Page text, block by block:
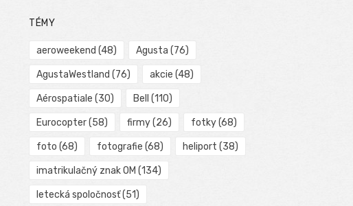
TÉMY
aeroweekend (48) Agusta (76)
AgustaWestland (76) akcie (48)
Aérospatiale (30) Bell (110)
Eurocopter(58) firmy(26) fotky(68)
foto (68) fotografie (68) heliport (38)
imatrikulačný znak OM (134)
letecká spoločnosť(51)